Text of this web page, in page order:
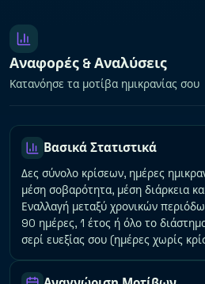
Αναφορές & Αναλύσεις
Κατανόησε τα μοτίβα ημικρανίας σου
Βασικά Στατιστικά
Δες σύνολο κρίσεων, ημέρες
μέση σοβαρότητα, μέση διάρκεια
Εναλλαγή μεταξύ χρονικών
90 ημέρες, 1 έτος ή όλο το
σερί ευεξίας σου (ημέρες χωρίς